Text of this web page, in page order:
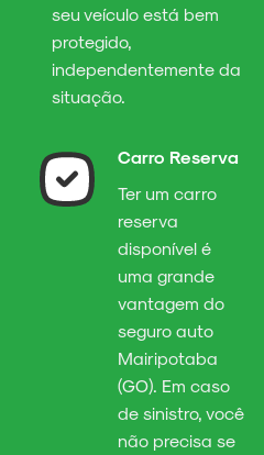
seu veículo está bem
protegido,
independentemente da
situação.
Carro Reserva
Ter um carro
reserva
disponível é
uma grande
vantagem do
seguro auto
Mairipotaba
(GO). Em caso
de sinistro, você
não precisa se